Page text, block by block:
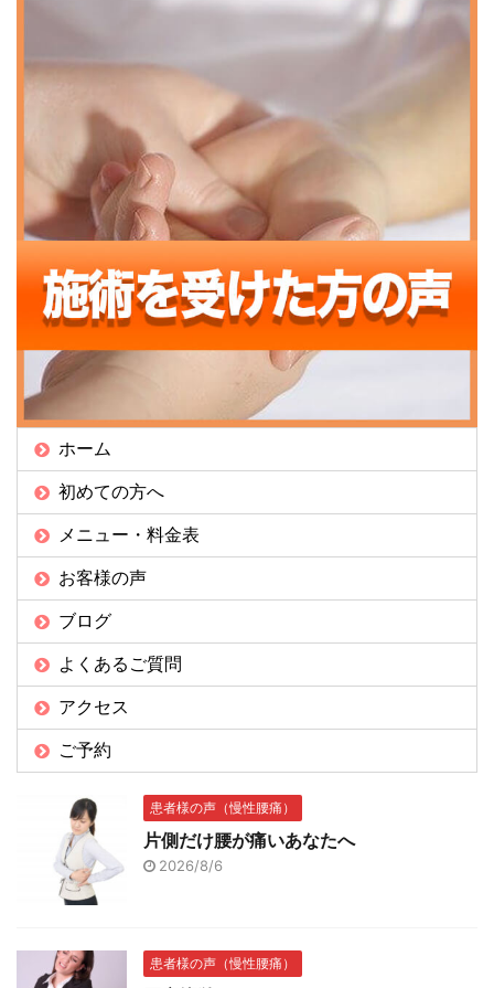
ホーム
初めての方へ
メニュー・料金表
お客様の声
ブログ
よくあるご質問
アクセス
ご予約
患者様の声（慢性腰痛）
片側だけ腰が痛いあなたへ
2026/8/6
患者様の声（慢性腰痛）